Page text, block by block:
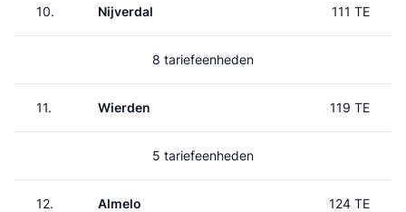
10. Nijverdal 111 TE
8 tariefeenheden
11. Wierden 119 TE
5 tariefeenheden
12. Almelo 124 TE